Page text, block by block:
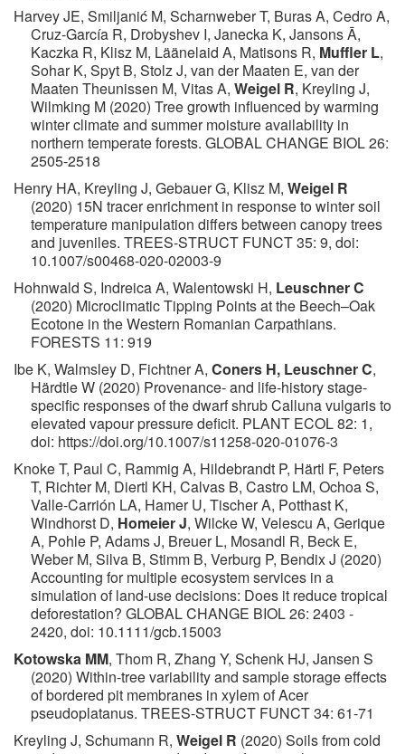
Harvey JE, Smiljanić M, Scharnweber T, Buras A, Cedro A,
Cruz-García R, Drobyshev I, Janecka K, Jansons Ā,
Kaczka R, Klisz M, Läänelaid A, Matisons R, Muffler L,
Sohar K, Spyt B, Stolz J, van der Maaten E, van der
Maaten Theunissen M, Vitas A, Weigel R, Kreyling J,
Wilmking M (2020) Tree growth influenced by warming
winter climate and summer moisture availability in
northern temperate forests. GLOBAL CHANGE BIOL 26:
2505-2518
Henry HA, Kreyling J, Gebauer G, Klisz M, Weigel R
(2020) 15N tracer enrichment in response to winter soil
temperature manipulation differs between canopy trees
and juveniles. TREES-STRUCT FUNCT 35: 9, doi:
10.1007/s00468-020-02003-9
Hohnwald S, Indreica A, Walentowski H, Leuschner C
(2020) Microclimatic Tipping Points at the Beech–Oak
Ecotone in the Western Romanian Carpathians.
FORESTS 11: 919
Ibe K, Walmsley D, Fichtner A, Coners H, Leuschner C,
Härdtle W (2020) Provenance- and life-history stage-
specific responses of the dwarf shrub Calluna vulgaris to
elevated vapour pressure deficit. PLANT ECOL 82: 1,
doi: https://doi.org/10.1007/s11258-020-01076-3
Knoke T, Paul C, Rammig A, Hildebrandt P, Härtl F, Peters
T, Richter M, Diertl KH, Calvas B, Castro LM, Ochoa S,
Valle-Carrión LA, Hamer U, Tischer A, Potthast K,
Windhorst D, Homeier J, Wilcke W, Velescu A, Gerique
A, Pohle P, Adams J, Breuer L, Mosandl R, Beck E,
Weber M, Silva B, Stimm B, Verburg P, Bendix J (2020)
Accounting for multiple ecosystem services in a
simulation of land-use decisions: Does it reduce tropical
deforestation? GLOBAL CHANGE BIOL 26: 2403 -
2420, doi: 10.1111/gcb.15003
Kotowska MM, Thom R, Zhang Y, Schenk HJ, Jansen S
(2020) Within-tree variability and sample storage effects
of bordered pit membranes in xylem of Acer
pseudoplatanus. TREES-STRUCT FUNCT 34: 61-71
Kreyling J, Schumann R, Weigel R (2020) Soils from cold